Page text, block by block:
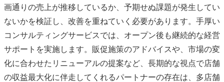
画通りの売上が推移しているか、予期せぬ課題が発生してい
ないかを検証し、改善を重ねていく必要があります。手厚い
コンサルティングサービスでは、オープン後も継続的な経営
サポートを実施します。販促施策のアドバイスや、市場の変
化に合わせたリニューアルの提案など、長期的な視点で店舗
の収益最大化に伴走してくれるパートナーの存在は、多店舗